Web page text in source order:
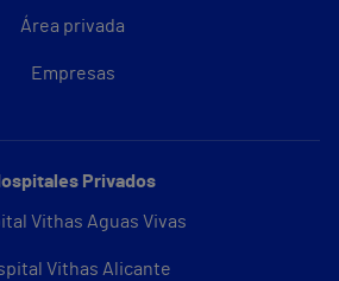
Área privada
Empresas
Privados
Vithas Aguas Vivas
Vithas Alicante